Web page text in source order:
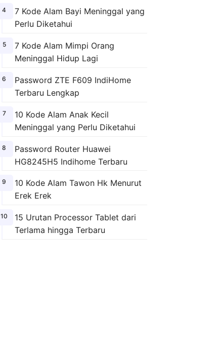
7 Kode Alam Bayi Meninggal yang
Perlu Diketahui
7 Kode Alam Mimpi Orang
Meninggal Hidup Lagi
Password ZTE F609 IndiHome
Terbaru Lengkap
10 Kode Alam Anak Kecil
Meninggal yang Perlu Diketahui
Password Router Huawei
HG8245H5 Indihome Terbaru
10 Kode Alam Tawon Hk Menurut
Erek Erek
15 Urutan Processor Tablet dari
Terlama hingga Terbaru